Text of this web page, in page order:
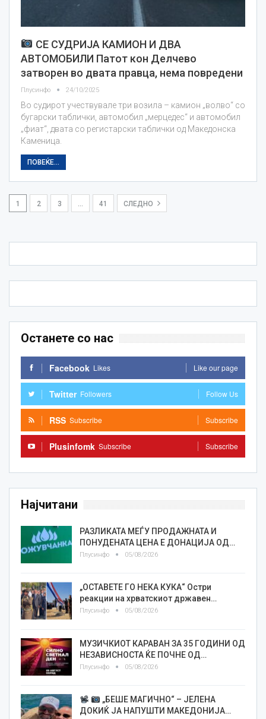
СЕ СУДРИЈА КАМИОН И ДВА
АВТОМОБИЛИ Патот кон Делчево
затворен во двата правца, нема повредени
Плусинфо 24/10/2025
Во судирот учествувале три возила – камион „волво“ со
бугарски таблички, автомобил „мерцедес“ и автомобил
„фиат“, двата со регистарски таблички од Македонска
Каменица.
ПОВЕЌЕ...
1 2 3 41 СЛЕДНО
Останете со нас
Facebook Likes Like our page
Twitter Followers Follow Us
RSS Subscribe Subscribe
Plusinfomk Subscribe Subscribe
Најчитани
РАЗЛИКАТА МЕЃУ ПРОДАЖНАТА И
ПОНУДЕНАТА ЦЕНА Е ДОНАЦИЈА ОД…
Плусинфо 05/08/2026
„ОСТАВЕТЕ ГО НЕКА КУКА“ Остри
реакции на хрватскиот државен…
Плусинфо 05/08/2026
МУЗИЧКИОТ КАРАВАН ЗА 35 ГОДИНИ ОД
НЕЗАВИСНОСТА ЌЕ ПОЧНЕ ОД…
Плусинфо 05/08/2026
„БЕШЕ МАГИЧНО“ – ЈЕЛЕНА
ДОКИЌ ЈА НАПУШТИ МАКЕДОНИЈА…